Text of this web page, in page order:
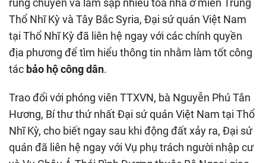
Thổ Nhĩ Kỳ và Tây Bắc Syria, Đại sứ quán Việt Nam
tại Thổ Nhĩ Kỳ đã liên hệ ngay với các chính quyền
địa phương để tìm hiểu thông tin nhằm làm tốt công
tác bảo hộ công dân.
Trao đổi với phóng viên TTXVN, bà Nguyễn Phú Tân
Hương, Bí thư thứ nhất Đại sứ quán Việt Nam tại Thổ
Nhĩ Kỳ, cho biết ngay sau khi động đất xảy ra, Đại sứ
quán đã liên hệ ngay với Vụ phụ trách người nhập cư